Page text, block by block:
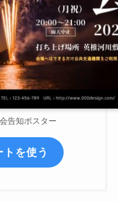
告知ポスター
を使う